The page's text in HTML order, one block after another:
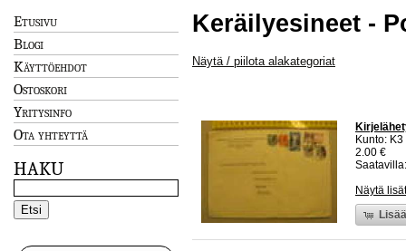
Etusivu
Blogi
Käyttöehdot
Ostoskori
Yritysinfo
Ota yhteyttä
HAKU
Keräilyesineet -
Näytä / piilota alakategoriat
Kunto:
2.00 €
Näytä